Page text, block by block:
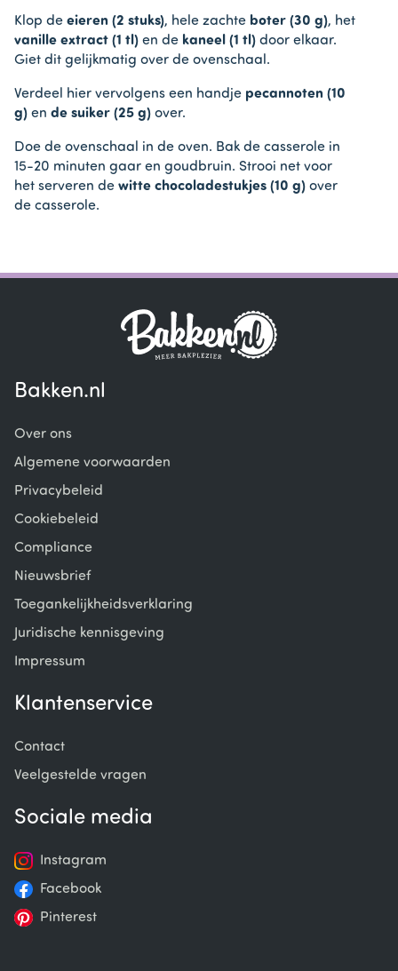
Klop de eieren (2 stuks), hele zachte boter (30 g), het
vanille extract (1 tl) en de kaneel (1 tl) door elkaar.
Giet dit gelijkmatig over de ovenschaal.
Verdeel hier vervolgens een handje pecannoten (10
g) en de suiker (25 g) over.
Doe de ovenschaal in de oven. Bak de casserole in
15-20 minuten gaar en goudbruin. Strooi net voor
het serveren de witte chocoladestukjes (10 g) over
de casserole.
Bakken.nl
Over ons
Algemene voorwaarden
Privacybeleid
Cookiebeleid
Compliance
Nieuwsbrief
Toegankelijkheidsverklaring
Juridische kennisgeving
Impressum
Klantenservice
Contact
Veelgestelde vragen
Sociale media
Instagram
Facebook
Pinterest